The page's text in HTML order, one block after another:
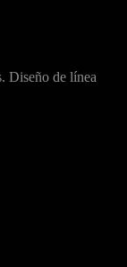
Diseño de línea